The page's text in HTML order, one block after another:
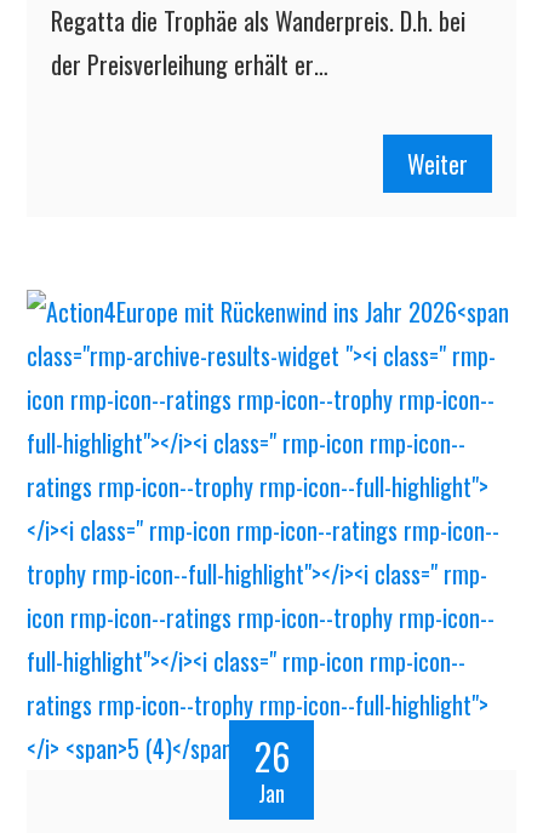
Regatta die Trophäe als Wanderpreis. D.h. bei
der Preisverleihung erhält er…
Weiter
26
Jan